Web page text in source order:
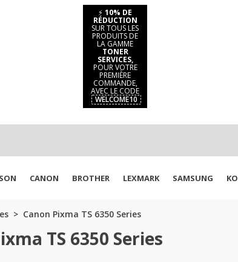
⚡ 10% DE
RÉDUCTION
SUR TOUS LES
PRODUITS DE
LA GAMME
TONER
SERVICES,
POUR VOTRE
PREMIÈRE
COMMANDE,
AVEC LE CODE
WELCOME10
CANON BROTHER LEXMARK SAMSUNG
Canon Pixma TS 6350 Series
TS 6350 Series